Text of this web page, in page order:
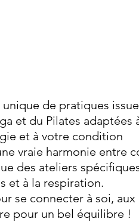
unique de pratiques
et du Pilates adaptées
et à votre condition
vraie harmonie entre
des ateliers
et à la respiration.
se connecter à soi, aux
pour un bel équilibre !